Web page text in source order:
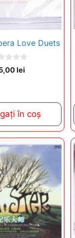
Love Duets
lei
în coș